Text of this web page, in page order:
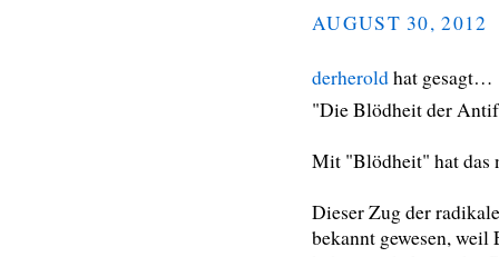
AUGUST 30, 2012
derheroldhat gesagt…
"Die Blödheit der
Mit "Blödheit" hat das
Dieser Zug der
bekannt gewesen,